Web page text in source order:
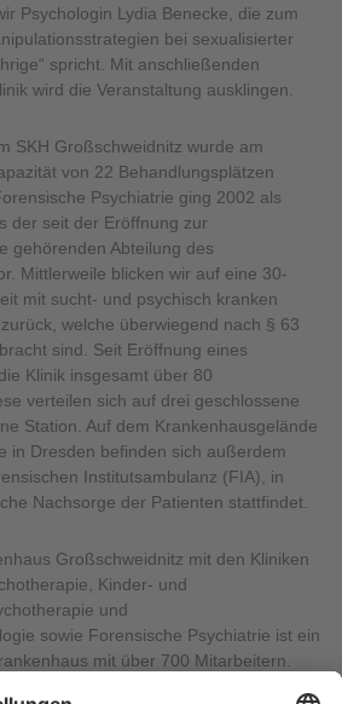
Psychologin Lydia Benecke, die zum
bei sexualisierter
spricht. Mit anschließenden
wird die Veranstaltung ausklingen.
SKH Großschweidnitz wurde am
von 22 Behandlungsplätzen
Psychiatrie ging 2002 als
der seit der Eröffnung zur
gehörenden Abteilung des
Mittlerweile blicken wir auf eine 30-
mit sucht- und psychisch kranken
welche überwiegend nach § 63
sind. Seit Eröffnung eines
Klinik insgesamt über 80
verteilen sich auf drei geschlossene
Station. Auf dem Krankenhausgelände
in Dresden befinden sich außerdem
Institutsambulanz (FIA), in
Nachsorge der Patienten stattfindet.
Großschweidnitz mit den Kliniken
Kinder- und
und
sowie Forensische Psychiatrie ist ein
mit über 700 Mitarbeitern.